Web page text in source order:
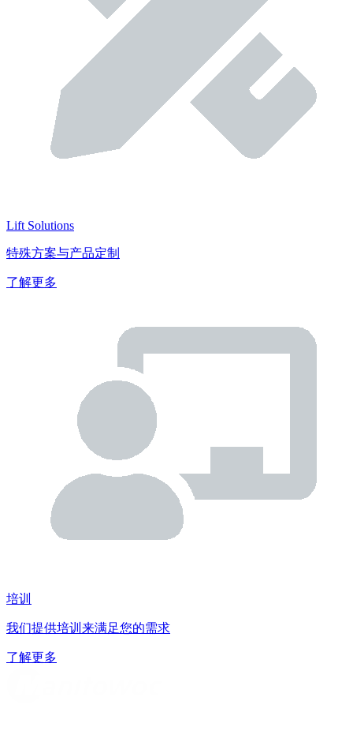
Lift Solutions
特殊方案与产品定制
了解更多
培训
我们提供培训来满足您的需求
了解更多